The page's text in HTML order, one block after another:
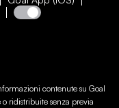
contenute su Goal
o ridistribuite senza previa